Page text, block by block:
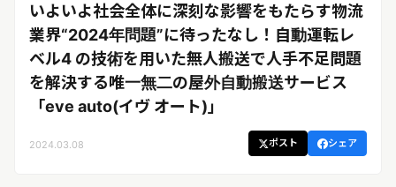
ビジネス
ライフスタイル
受信レターリリース受信ユーザー
メディアユーザーでログインする
レターリリースを受信（メディア登
録）
いよいよ社会全体に深刻な影響をもたらす物流
業界“2024年問題”に待ったなし！自動運転レ
ベル4 の技術を用いた無人搬送で人手不足問題
を解決する唯一無二の屋外自動搬送サービス
「eve auto(イヴ オート)」
2024.03.08 ポスト シェア